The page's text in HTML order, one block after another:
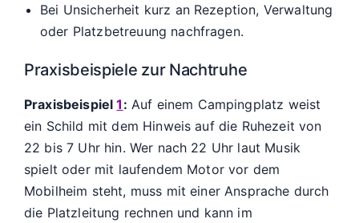
Bei Unsicherheit kurz an Rezeption, Verwaltung
oder Platzbetreuung nachfragen.
Praxisbeispiele zur Nachtruhe
Praxisbeispiel1 : Auf einem Campingplatz weist
ein Schild mit dem Hinweis auf die Ruhezeit von
22 bis 7 Uhr hin. Wer nach 22 Uhr laut Musik
spielt oder mit laufendem Motor vor dem
Mobilheim steht, muss mit einer Ansprache durch
die Platzleitung rechnen und kann im